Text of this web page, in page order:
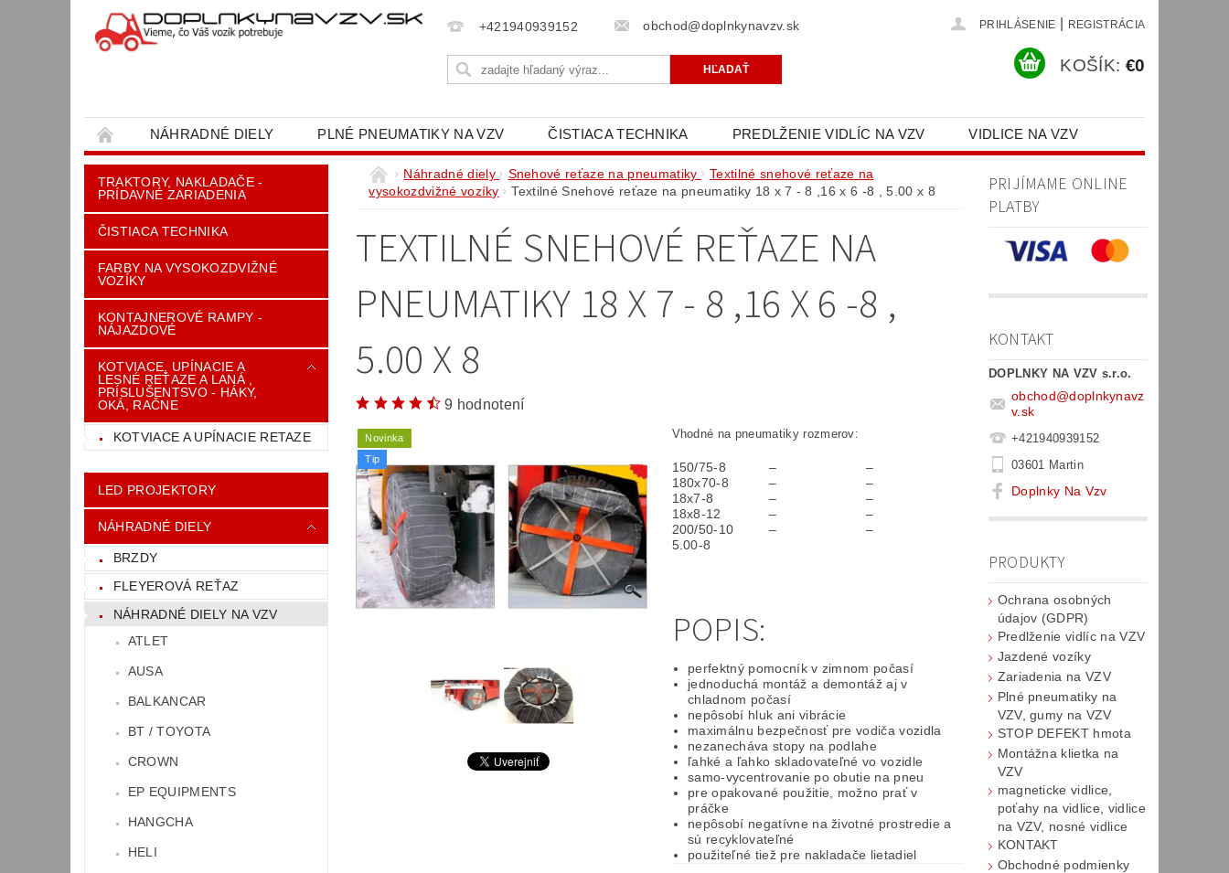
+421940939152 obchod@doplnkynavzv.sk PRIHLÁSENIE REGISTRÁCIA
KOŠÍK: €0
NÁHRADNÉ DIELY PLNÉ PNEUMATIKY NA VZV ČISTIACA TECHNIKA PREDLŽENIE VIDLÍC NA VZV VIDLICE NA VZV
OBCHODNÉ PODMIENKY KONTAKT NAPÍŠTE NÁM OCHRANA OSOBNÝCH ÚDAJOV (GDPR)
TRAKTORY, NAKLADAČE -
PRÍDAVNÉ ZARIADENIA
ČISTIACA TECHNIKA
FARBY NA VYSOKOZDVIŽNÉ
VOZÍKY
KONTAJNEROVÉ RAMPY -
NÁJAZDOVÉ
KOTVIACE, UPÍNACIE A
LESNÉ REŤAZE A LANÁ ,
PRÍSLUŠENTSVO - HÁKY,
OKÁ, RAČNE
KOTVIACE A UPÍNACIE RETAZE
LED PROJEKTORY
NÁHRADNÉ DIELY
BRZDY
FLEYEROVÁ REŤAZ
NÁHRADNÉ DIELY NA VZV
ATLET
AUSA
BALKANCAR
BT / TOYOTA
CROWN
EP EQUIPMENTS
HANGCHA
HELI
Náhradné diely Snehové reťaze na pneumatiky
Textilné snehové reťaze na
vysokozdvižné vozíky
Textilné Snehové reťaze na pneumatiky 18 x 7 - 8 ,16 x 6 -8 , 5.00 x 8
TEXTILNÉ SNEHOVÉ REŤAZE NA
PNEUMATIKY 18 X 7 - 8 ,16 X 6 -8 ,
5.00 X 8
9 hodnotení
Novinka
Tip
Vhodné na pneumatiky rozmerov:
150/75-8 –
–
180x70-8
–
–
18x7-8
–
–
18x8-12
–
–
200/50-10
–
–
5.00-8
POPIS:
perfektný pomocník v zimnom počasí
jednoduchá montáž a demontáž aj v
chladnom počasí
nepôsobí hluk ani vibrácie
maximálnu bezpečnosť pre vodiča vozidla
nezanecháva stopy na podlahe
ľahké a ľahko skladovateľné vo vozidle
samo-vycentrovanie po obutie na pneu
pre opakované použitie, možno prať v
práčke
nepôsobí negatívne na životné prostredie a
sú recyklovateľné
použiteľné tiež pre nakladače lietadiel
PRIJÍMAME ONLINE
PLATBY
KONTAKT
DOPLNKY NA VZV s.r.o.
obchod@doplnkynavz
v.sk
+421940939152
03601 Martin
Doplnky Na Vzv
PRODUKTY
Ochrana osobných
údajov (GDPR)
Predlženie vidlíc na VZV
Jazdené vozíky
Zariadenia na VZV
Plné pneumatiky na
VZV, gumy na VZV
STOP DEFEKT hmota
Montážna klietka na
VZV
magneticke vidlice,
poťahy na vidlice, vidlice
na VZV, nosné vidlice
KONTAKT
Obchodné podmienky